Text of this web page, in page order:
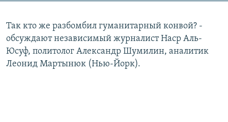
Так кто же разбомбил гуманитарный конвой? -
обсуждают независимый журналист Наср Аль-
Юсуф, политолог Александр Шумилин, аналитик
Леонид Мартынюк (Нью-Йорк).